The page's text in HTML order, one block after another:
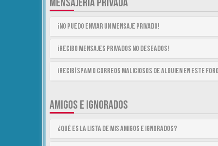
¡No puedo enviar un mensaje privado!
¡Recibo mensajes privados no deseados!
¡Recibí spam o correos maliciosos de alguien en este
AMIGOS E IGNORADOS
¿Qué es la lista de Mis Amigos e Ignorados?